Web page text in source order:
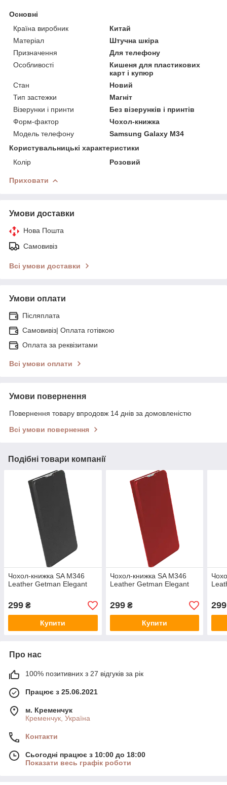
Основні
Країна виробник
Китай
Матеріал
Штучна шкіра
Призначення
Для телефону
Особливості
Кишеня для пластикових
карт і купюр
Стан
Новий
Тип застежки
Магніт
Візерунки і принти
Без візерунків і принтів
Форм-фактор
Чохол-книжка
Модель телефону
Samsung Galaxy M34
Користувальницькі характеристики
Колір
Розовий
Приховати
Умови доставки
Нова Пошта
Самовивіз
Всі умови доставки
Умови оплати
Післяплата
Самовивіз| Оплата готівкою
Оплата за реквізитами
Всі умови оплати
Умови повернення
Повернення товару впродовж 14 днів за домовленістю
Всі умови повернення
Подібні товари компанії
Чохол-книжка SA M346
Leather Getman Elegant
299 ₴
Купити
Чохол-книжка SA M346
Leather Getman Elegant
299₴
Купити
299
Про нас
100% позитивних з 27 відгуків за рік
Працює з 25.06.2021
м. Кременчук
Кременчук, Україна
Контакти
Сьогодні працює з 10:00 до 18:00
Показати весь графік роботи